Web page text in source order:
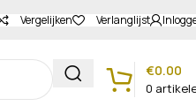
extra korting
Vergelijken Verlanglijst
0
€0.00